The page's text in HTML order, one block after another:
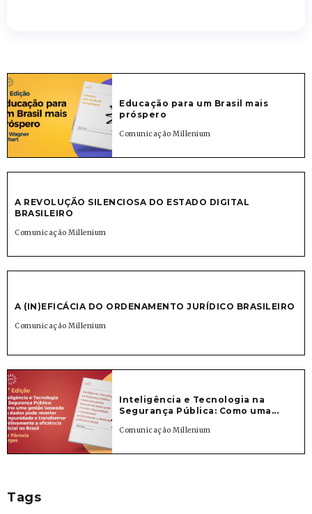
Educação para um Brasil mais
próspero
Comunicação Millenium
A REVOLUÇÃO SILENCIOSA DO ESTADO DIGITAL
BRASILEIRO
Comunicação Millenium
A (IN)EFICÁCIA DO ORDENAMENTO JURÍDICO BRASILEIRO
Comunicação Millenium
Inteligência e Tecnologia na
Segurança Pública: Como uma...
Comunicação Millenium
Tags